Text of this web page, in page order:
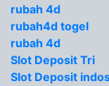
rubah 4d
rubah4d togel
rubah 4d
Slot Deposit Tri
Slot Deposit